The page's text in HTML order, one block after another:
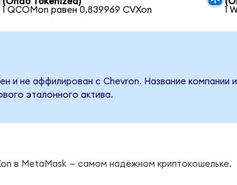
1 QCOMon равен 0,839969 CVXon
1
и не аффилирован с Chevron. Название компании
эталонного актива.
в MetaMask — самом надёжном криптокошельке.